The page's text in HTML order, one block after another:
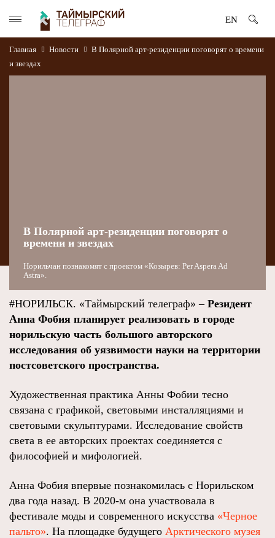
EN
Главная Новости
В Полярной арт-резиденции поговорят о времени
и звездах
В Полярной арт-резиденции поговорят о
времени и звездах
Норильчан познакомят с проектом «Козырев: Per Aspera Ad
Astra».
#НОРИЛЬСК. «Таймырский телеграф» – Резидент
Анна Фобия планирует реализовать в городе
норильскую часть большого авторского
исследования об уязвимости науки на территории
постсоветского пространства.
Художественная практика Анны Фобии тесно
связана с графикой, световыми инсталляциями и
световыми скульптурами. Исследование свойств
света в ее авторских проектах соединяется с
философией и мифологией.
Анна Фобия впервые познакомилась с Норильском
два года назад. В 2020-м она участвовала в
фестивале моды и современного искусства «Черное
пальто». На площадке будущего Арктического музея